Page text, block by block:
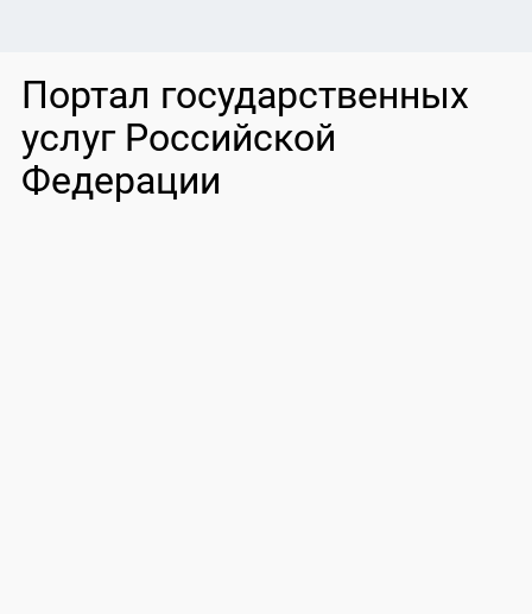
Портал государственных
услуг Российской
Федерации